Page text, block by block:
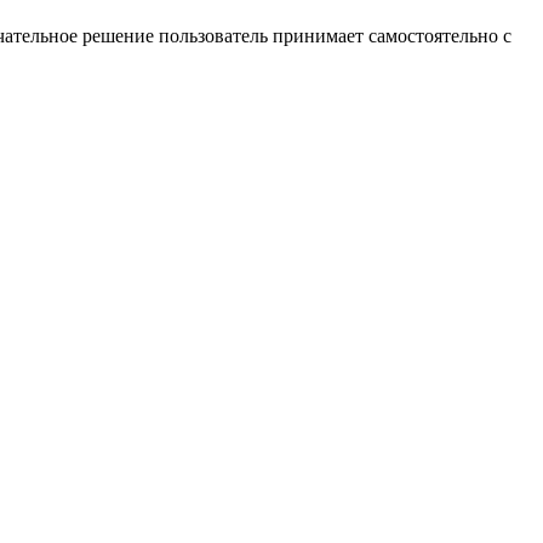
решение пользователь принимает самостоятельно с